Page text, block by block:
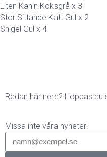
Liten Kanin Koksgrå x 3
Stor Sittande Katt Gul x 2
Snigel Gul x 4
Redan här nere? Hoppas du
Missa inte våra nyheter!